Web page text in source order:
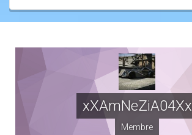
xXAmNeZiA04Xx
Membre